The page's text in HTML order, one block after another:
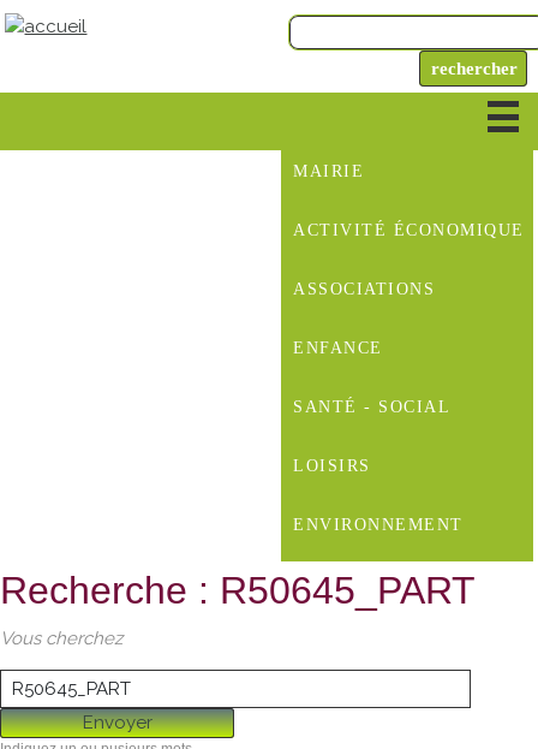
MAIRIE
ACTIVITÉ ÉCONOMIQUE
ASSOCIATIONS
ENFANCE
SANTÉ - SOCIAL
LOISIRS
ENVIRONNEMENT
Recherche : R50645_PART
Vous cherchez
Envoyer